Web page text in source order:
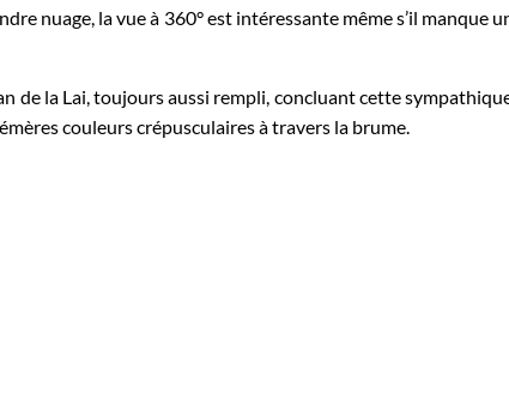
nuage, la vue à 360° est intéressante même s’il manque
de la Lai, toujours aussi rempli, concluant cette
couleurs crépusculaires à travers la brume.